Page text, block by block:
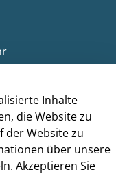
Inhalte
die Website zu
der Website zu
über unsere
Akzeptieren Sie